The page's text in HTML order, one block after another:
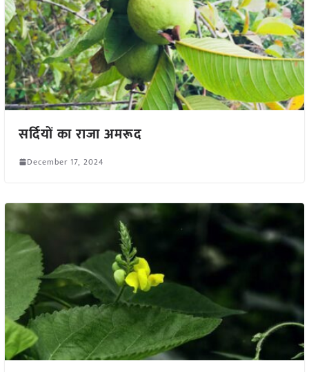
सर्दियों का राजा अमरूद
December 17, 2024